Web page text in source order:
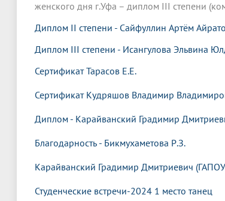
женского дня г.Уфа – диплом III степени
Диплом II степени - Сайфуллин Артём
Диплом III степени - Исангулова Эльвина
Сертификат Тарасов Е.Е.
Сертификат Кудряшов Владимир
Диплом - Карайванский Градимир
Благодарность - Бикмухаметова Р.З.
Карайванский Градимир Дмитриевич
Студенческие встречи-2024 1 место танец